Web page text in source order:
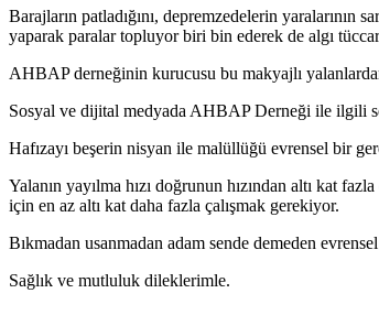
Barajların patladığını, depremzedelerin yaralarının
yaparak paralar topluyor biri bin ederek de algı
AHBAP derneğinin kurucusu bu makyajlı
Sosyal ve dijital medyada AHBAP Derneği ile ilgili
Hafızayı beşerin nisyan ile malüllüğü evrensel bir
Yalanın yayılma hızı doğrunun hızından altı kat
için en az altı kat daha fazla çalışmak gerekiyor.
Bıkmadan usanmadan adam sende demeden
Sağlık ve mutluluk dileklerimle.